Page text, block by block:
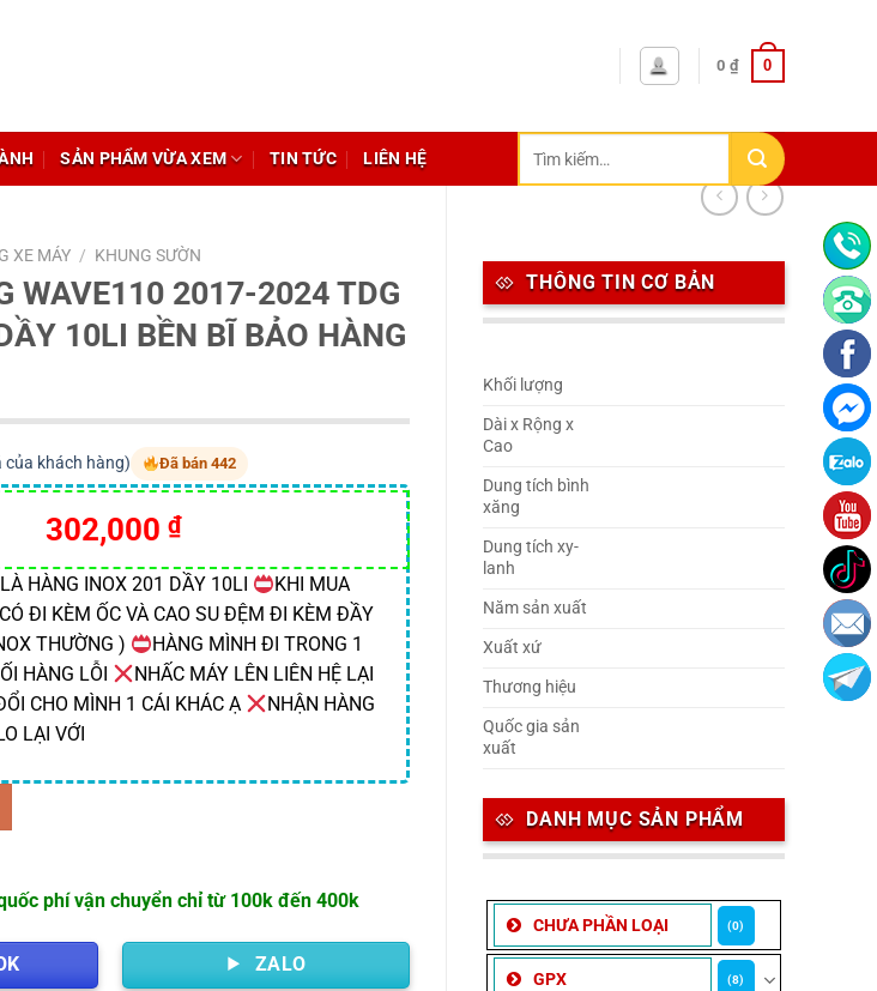
0 ₫ 0
SẢN PHẨM VỪA XEM TIN TỨC LIÊN HỆ
kiếm:
THÔNG TIN CƠ BẢN
Khối lượng
Dài x Rộng x
Cao
Dung tích bình
xăng
Dung tích xy-
lanh
Năm sản xuất
Xuất xứ
Thương hiệu
Quốc gia sản
xuất
DANH MỤC SẢN PHẨM
CHƯA PHẦN LOẠI (0)
GPX (8)
XE MÁY / KHUNG SƯỜN
WAVE110 2017-2024 TDG
10LI BỀN BĨ BẢO HÀNG
khách hàng) Đã bán 442
302,000 ₫
HÀNG INOX 201 DẦY 10LI
KHI MUA
ĐI KÈM ỐC VÀ CAO SU ĐỆM ĐI KÈM ĐẦY
THƯỜNG )
HÀNG MÌNH ĐI TRONG 1
HÀNG LỖI
NHẤC MÁY LÊN LIÊN HỆ LẠI
CHO MÌNH 1 CÁI KHÁC Ạ
NHẬN HÀNG
LẠI VỚI
phí vận chuyển chỉ từ 100k đến 400k
ZALO